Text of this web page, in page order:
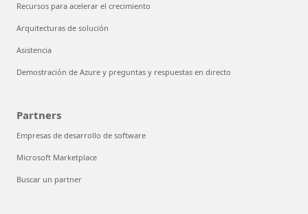
Recursos para acelerar el crecimiento
Arquitecturas de solución
Asistencia
Demostración de Azure y preguntas y respuestas en directo
Partners
Empresas de desarrollo de software
Microsoft Marketplace
Buscar un partner